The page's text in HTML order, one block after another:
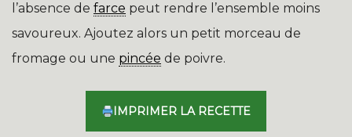
l’absence de farce peut rendre l’ensemble moins
savoureux. Ajoutez alors un petit morceau de
fromage ou une pincée de poivre.
IMPRIMER LA RECETTE